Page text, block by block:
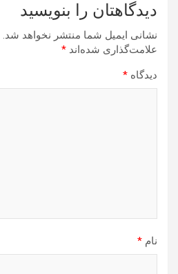
دیدگاهتان را بنویسید
نشانی ایمیل شما منتشر نخواهد شد.
علامت‌گذاری شده‌اند *
دیدگاه *
نام *